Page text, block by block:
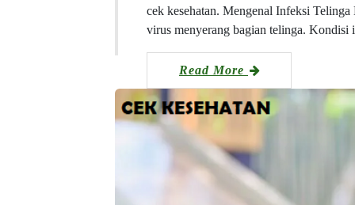
cek kesehatan. Mengenal Infeksi
virus menyerang bagian telinga.
Read More